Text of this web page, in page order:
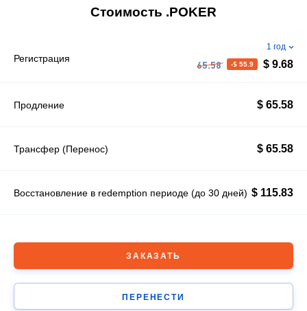
Стоимость .POKER
Регистрация
1 год
65.58
-$ 55.9 $ 9.68
Продление $ 65.58
Трансфер (Перенос) $ 65.58
Восстановление в redemption периоде (до 30 дней) $ 115.83
ПЕРЕНЕСТИ
ЗАКАЗАТЬ